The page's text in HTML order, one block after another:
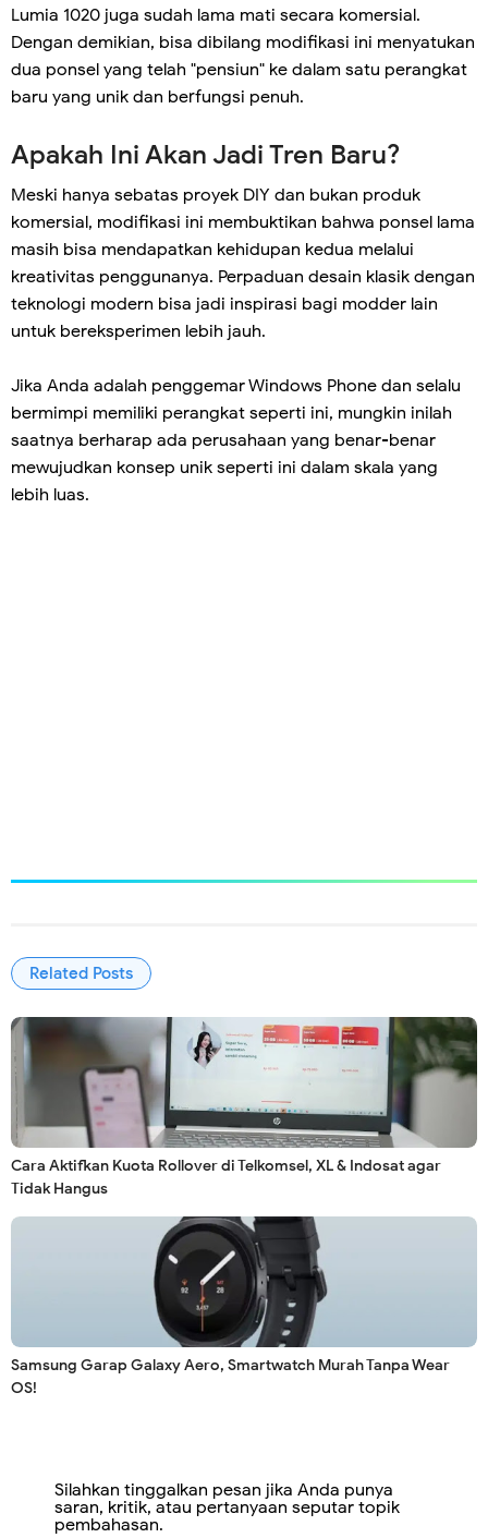
Lumia 1020 juga sudah lama mati secara komersial.
Dengan demikian, bisa dibilang modifikasi ini menyatukan
dua ponsel yang telah "pensiun" ke dalam satu perangkat
baru yang unik dan berfungsi penuh.
Apakah Ini Akan Jadi Tren Baru?
Meski hanya sebatas proyek DIY dan bukan produk
komersial, modifikasi ini membuktikan bahwa ponsel lama
masih bisa mendapatkan kehidupan kedua melalui
kreativitas penggunanya. Perpaduan desain klasik dengan
teknologi modern bisa jadi inspirasi bagi modder lain
untuk bereksperimen lebih jauh.
Jika Anda adalah penggemar Windows Phone dan selalu
bermimpi memiliki perangkat seperti ini, mungkin inilah
saatnya berharap ada perusahaan yang benar-benar
mewujudkan konsep unik seperti ini dalam skala yang
lebih luas.
Related Posts
Cara Aktifkan Kuota Rollover di Telkomsel, XL & Indosat agar
Tidak Hangus
Samsung Garap Galaxy Aero, Smartwatch Murah Tanpa Wear
OS!
Silahkan tinggalkan pesan jika Anda punya
saran, kritik, atau pertanyaan seputar topik
pembahasan.